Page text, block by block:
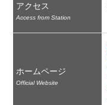
アクセス
Access from Station
ホームページ
Official Website